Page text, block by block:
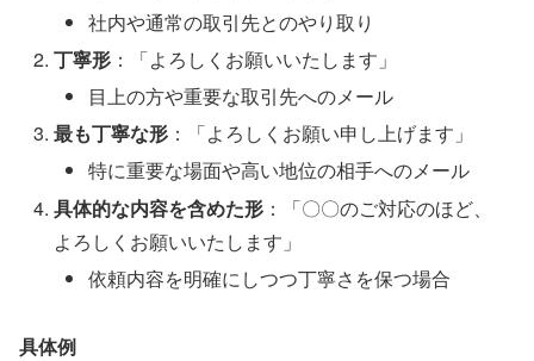
社内や通常の取引先とのやり取り
丁寧形 ：「よろしくお願いいたします」
目上の方や重要な取引先へのメール
最も丁寧な形 ：「よろしくお願い申し上げます」
特に重要な場面や高い地位の相手へのメール
具体的な内容を含めた形 ：「〇〇のご対応のほど、
よろしくお願いいたします」
依頼内容を明確にしつつ丁寧さを保つ場合
具体例